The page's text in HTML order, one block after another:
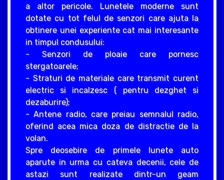
a altor pericole. Lunetele moderne sunt
dotate cu tot felul de senzori care ajuta la
obtinere unei experiente cat mai interesante
in timpul condusului:
- Senzori de ploaie care pornesc
stergatoarele;
- Straturi de materiale care transmit curent
electric si incalzesc ( pentru dezghet si
dezaburire);
- Antene radio, care preiau semnalul radio,
oferind acea mica doza de distractie de la
volan.
Spre deosebire de primele lunete auto
aparute in urma cu cateva decenii, cele de
astazi sunt realizate dintr-un geam